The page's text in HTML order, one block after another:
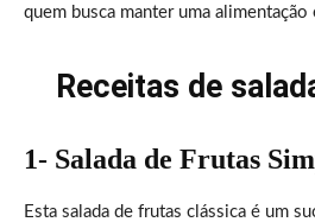
quem busca manter uma alimentação
Receitas de
1- Salada de Frutas
Esta salada de frutas clássica é um